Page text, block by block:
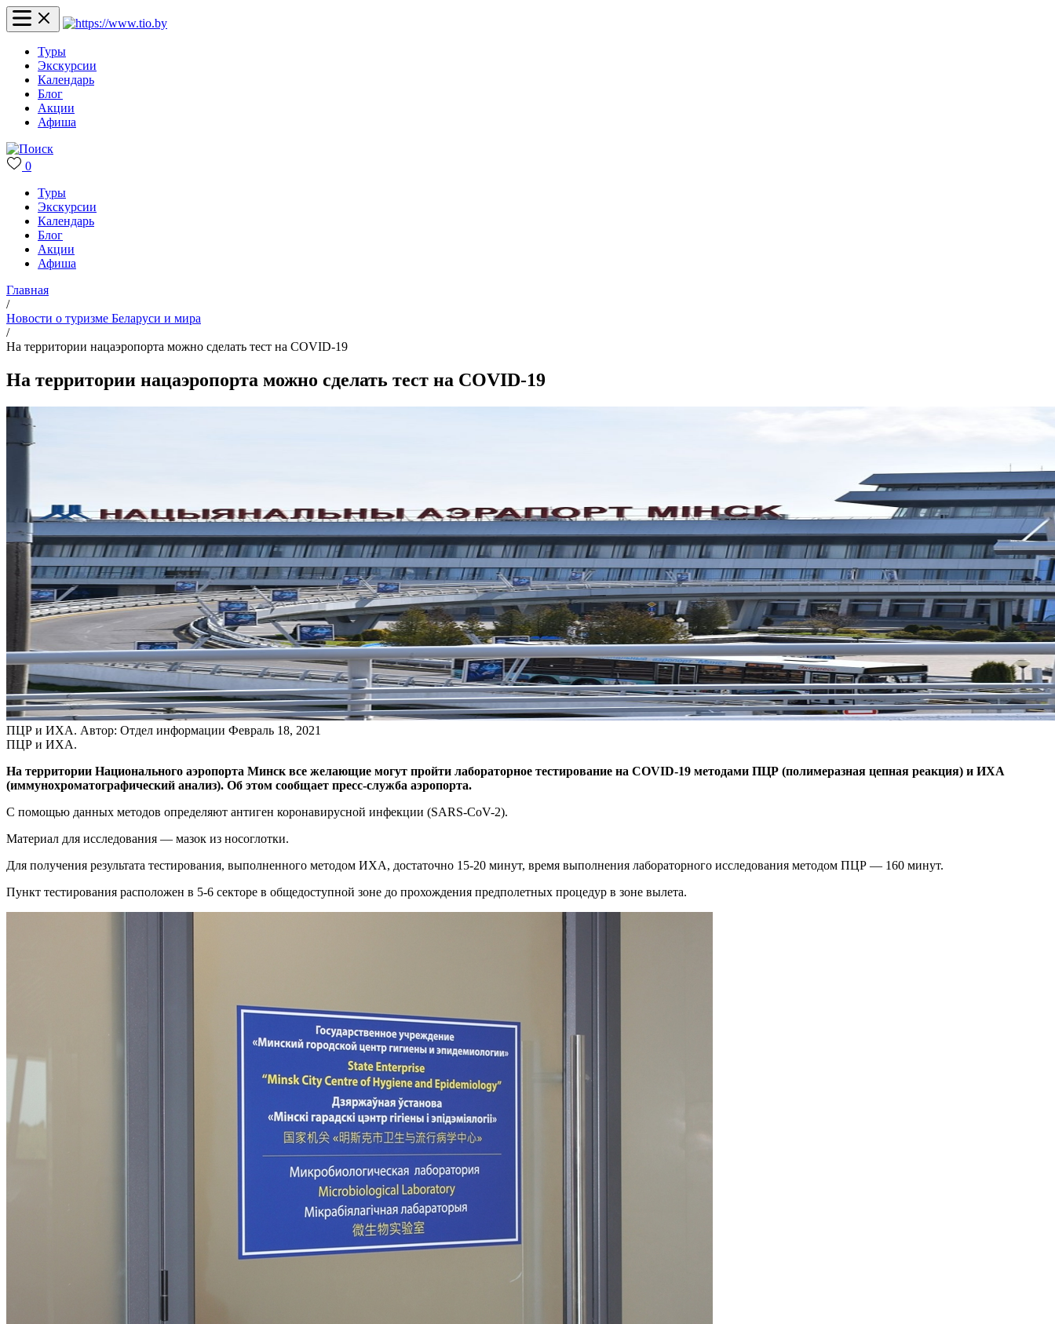
Туры
Экскурсии
Календарь
Блог
Акции
Афиша
0
Туры
Экскурсии
Календарь
Блог
Акции
Афиша
Главная
/
Новости о туризме Беларуси и мира
/
На территории нацаэропорта можно сделать тест на COVID-19
На территории нацаэропорта можно сделать тест на COVID-19
ПЦР и ИХА. Автор: Отдел информации Февраль 18, 2021
ПЦР и ИХА.
На территории Национального аэропорта Минск все желающие могут пройти лабораторное тестирование на COVID-19 методами ПЦР (полимеразная цепная реакция) и ИХА
(иммунохроматографический анализ). Об этом сообщает пресс-служба аэропорта.
С помощью данных методов определяют антиген коронавирусной инфекции (SARS-CoV-2).
Материал для исследования — мазок из носоглотки.
Для получения результата тестирования, выполненного методом ИХА, достаточно 15-20 минут, время выполнения лабораторного исследования методом ПЦР — 160 минут.
Пункт тестирования расположен в 5-6 секторе в общедоступной зоне до прохождения предполетных процедур в зоне вылета.